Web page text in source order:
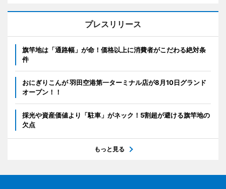
プレスリリース
旗竿地は「通路幅」が命！価格以上に消費者がこだわる絶対条
件
おにぎりこんが 羽田空港第一ターミナル店が8月10日グランド
オープン！！
採光や資産価値より「駐車」がネック！5割超が避ける旗竿地の
欠点
もっと見る